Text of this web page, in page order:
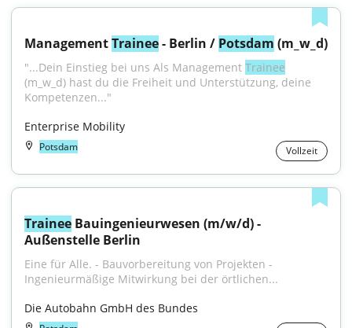
Management Trainee - Berlin / Potsdam (m_w_d)
"...Dein Einstieg bei uns Als Management Trainee
(m_w_d) hast du die Freiheit und Unterstützung, deine
Kompetenzen..."
Enterprise Mobility
Potsdam Vollzeit
Trainee Bauingenieurwesen (m/w/d) -
Außenstelle Berlin
Eine für Alle. - Bauvorbereitung von Projekten -
Ingenieurmäßige Mitwirkung bei der örtlichen...
Die Autobahn GmbH des Bundes